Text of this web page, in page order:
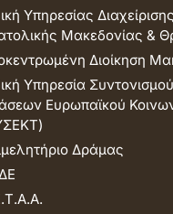
Υπηρεσίας
Μακεδονίας &
Διοίκηση
Υπηρεσία
Ευρωπαϊκού
Δράμας